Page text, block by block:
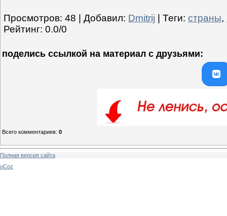
Просмотров: 48 Добавил: Dmitrij Теги: страны,
Рейтинг: 0.0/0
поделись ссылкой на материал c друзьями:
Всего комментариев: 0
Полная версия сайта
uCoz